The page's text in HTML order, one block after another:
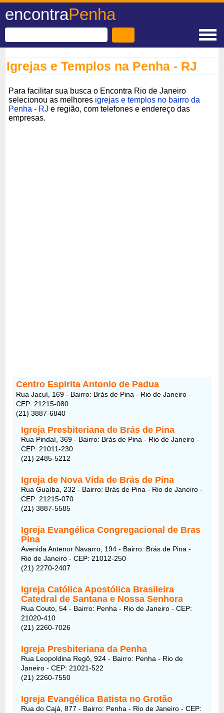
encontraPenha
Igrejas e Templos na Penha - RJ
Para facilitar sua busca o Encontra Rio de Janeiro
selecionou as melhores igrejas e templos no bairro da
Penha - RJ e região, com telefones e endereço das
empresas.
Centro Espirita Antonio de Padua
Rua Jacuí, 169 - Bairro: Brás de Pina - Rio de Janeiro -
CEP: 21215-080
(21) 3887-6840
Igreja Presbiteriana de Brás de Pina
Rua Pindaí, 369 - Bairro: Brás de Pina - Rio de Janeiro -
CEP: 21011-230
(21) 2485-5212
Igreja de Nova Vida de Brás de Pina
Rua Guaíba, 232 - Bairro: Brás de Pina - Rio de Janeiro -
CEP: 21215-070
(21) 3887-5585
Igreja Evangélica Congregacional de Bras
Pina
Avenida Antenor Navarro, 194 - Bairro: Brás de Pina -
Rio de Janeiro - CEP: 21012-250
(21) 2270-2407
Igreja Católica Apostólica Brasileira
Catedral de Santana e Nossa Senhora
Rua Couto, 54 - Bairro: Penha - Rio de Janeiro - CEP:
21020-410
(21) 2260-7026
Igreja Presbiteriana da Penha
Rua Leopoldina Regô, 924 - Bairro: Penha - Rio de
Janeiro - CEP: 21021-522
(21) 2260-7550
Igreja Evangélica Batista no Grotão
Rua do Cajá, 877 - Bairro: Penha - Rio de Janeiro - CEP: